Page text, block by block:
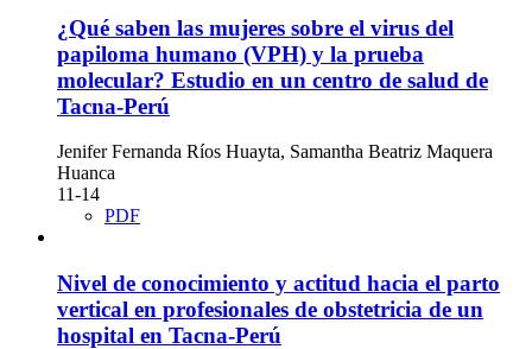
¿Qué saben las mujeres sobre el virus del
papiloma humano (VPH) y la prueba
molecular? Estudio en un centro de salud de
Tacna-Perú
Jenifer Fernanda Ríos Huayta, Samantha Beatriz Maquera
Huanca
11-14
PDF
Nivel de conocimiento y actitud hacia el parto
vertical en profesionales de obstetricia de un
hospital en Tacna-Perú